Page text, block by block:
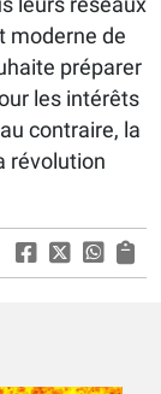
moderne de
préparer
les intérêts
contraire, la
révolution